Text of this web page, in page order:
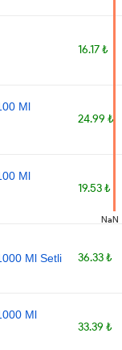
16.17 ₺
Ml
24.99 ₺
Ml
19.53 ₺
Ml Setli 36.33 ₺
Ml
33.39 ₺
NaN